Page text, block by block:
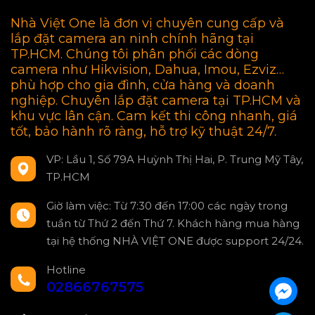
Nhà Việt One là đơn vị chuyên cung cấp và
lắp đặt camera an ninh chính hãng tại
TP.HCM. Chúng tôi phân phối các dòng
camera như Hikvision, Dahua, Imou, Ezviz…
phù hợp cho gia đình, cửa hàng và doanh
nghiệp. Chuyên lắp đặt camera tại TP.HCM và
khu vực lân cận. Cam kết thi công nhanh, giá
tốt, bảo hành rõ ràng, hỗ trợ kỹ thuật 24/7.
VP: Lầu 1, Số 79A Huỳnh Thị Hai, P. Trung Mỹ Tây,
TP.HCM
Giờ làm việc: Từ 7:30 đến 17:00 các ngày trong
tuần từ Thứ 2 đến Thứ 7. Khách hàng mua hàng
tại hệ thống NHÀ VIỆT ONE được support 24/24.
Hotline
02866767575